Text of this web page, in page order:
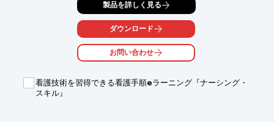
製品を詳しく見る
ダウンロード
お問い合わせ
看護技術を習得できる看護手順eラーニング『ナーシング・
スキル』